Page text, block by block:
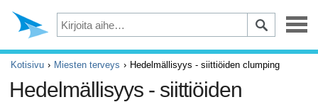
Masennus
Silmät
Kotisivu Miesten terveys Hedelmällisyys - siittiöiden clumping
Hedelmällisyys - siittiöiden